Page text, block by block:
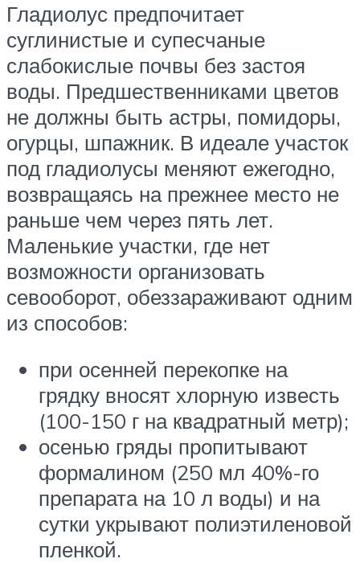
Гладиолус предпочитает
суглинистые и супесчаные
слабокислые почвы без застоя
воды. Предшественниками цветов
не должны быть астры, помидоры,
огурцы, шпажник. В идеале участок
под гладиолусы меняют ежегодно,
возвращаясь на прежнее место не
раньше чем через пять лет.
Маленькие участки, где нет
возможности организовать
севооборот, обеззараживают одним
из способов:
при осенней перекопке на
грядку вносят хлорную известь
(100-150 г на квадратный метр);
осенью гряды пропитывают
формалином (250 мл 40%-го
препарата на 10 л воды) и на
сутки укрывают полиэтиленовой
пленкой.